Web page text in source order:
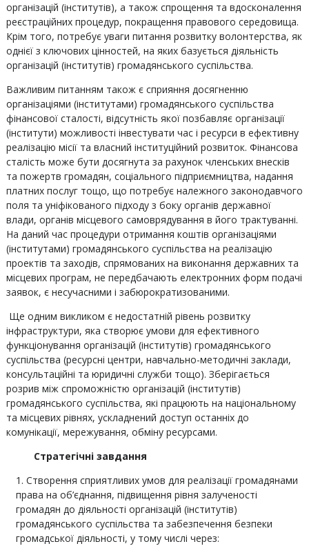
організацій (інститутів), а також спрощення та вдосконалення
реєстраційних процедур, покращення правового середовища.
Крім того, потребує уваги питання розвитку волонтерства, як
однієї з ключових цінностей, на яких базується діяльність
організацій (інститутів) громадянського суспільства.
Важливим питанням також є сприяння досягненню
організаціями (інститутами) громадянського суспільства
фінансової сталості, відсутність якої позбавляє організації
(інститути) можливості інвестувати час і ресурси в ефективну
реалізацію місії та власний інституційний розвиток. Фінансова
сталість може бути досягнута за рахунок членських внесків
та пожертв громадян, соціального підприємництва, надання
платних послуг тощо, що потребує належного законодавчого
поля та уніфікованого підходу з боку органів державної
влади, органів місцевого самоврядування в його трактуванні.
На даний час процедури отримання коштів організаціями
(інститутами) громадянського суспільства на реалізацію
проектів та заходів, спрямованих на виконання державних та
місцевих програм, не передбачають електронних форм подачі
заявок, є несучасними і забюрократизованими.
Ще одним викликом є недостатній рівень розвитку
інфраструктури, яка створює умови для ефективного
функціонування організацій (інститутів) громадянського
суспільства (ресурсні центри, навчально-методичні заклади,
консультаційні та юридичні служби тощо). Зберігається
розрив між спроможністю організацій (інститутів)
громадянського суспільства, які працюють на національному
та місцевих рівнях, ускладнений доступ останніх до
комунікації, мережування, обміну ресурсами.
Стратегічні завдання
Створення сприятливих умов для реалізації громадянами
права на об’єднання, підвищення рівня залученості
громадян до діяльності організацій (інститутів)
громадянського суспільства та забезпечення безпеки
громадської діяльності, у тому числі через: